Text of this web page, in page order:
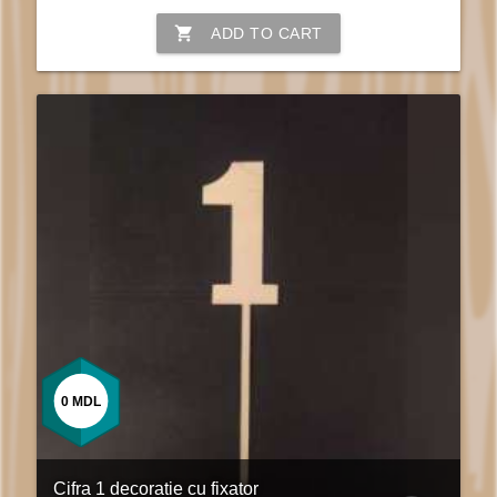
shopping_cart ADD TO CART
Cifra 1 decoratie cu fixator
0 MDL